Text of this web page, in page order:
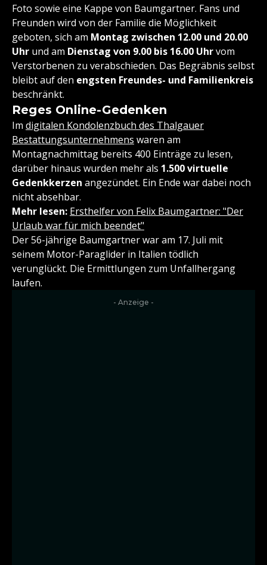
Foto sowie eine Kappe von Baumgartner. Fans und
Freunden wird von der Familie die Möglichkeit
geboten, sich am Montag zwischen 12.00 und 20.00
Uhr und am Dienstag von 9.00 bis 16.00 Uhrvom
Verstorbenen zu verabschieden. Das Begräbnis selbst
bleibt auf den engsten Freundes- und Familienkreis
beschränkt.
Reges Online-Gedenken
Im digitalen Kondolenzbuch des Thalgauer
Bestattungsunternehmens waren am
Montagnachmittag bereits 400 Einträge zu lesen,
darüber hinaus wurden mehr als 1.500 virtuelle
Gedenkkerzen angezündet. Ein Ende war dabei noch
nicht absehbar.
Mehr lesen: Ersthelfer von Felix Baumgartner: "Der
Urlaub war für mich beendet"
Der 56-jährige Baumgartner war am 17. Juli mit
seinem Motor-Paraglider in Italien tödlich
verunglückt. Die Ermittlungen zum Unfallhergang
laufen.
- Anzeige -